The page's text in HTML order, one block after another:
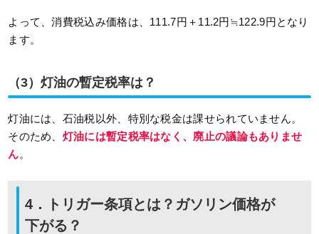
よって、消費税込み価格は、111.7円＋11.2円≒122.9円となり
ます。
（3）灯油の暫定税率は？
灯油には、石油税以外、特別な税金は課せられていません。
そのため、 灯油には暫定税率はなく、廃止の議論もありませ
ん。
4．トリガー条項とは？ガソリン価格が
下がる？